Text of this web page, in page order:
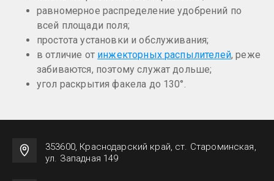
равномерное распределение удобрений по
всей площади поля;
простота установки и обслуживания;
в отличие от инжекторных распылителей, реже
забиваются, поэтому служат дольше;
угол раскрытия факела до 130°.
353600, Краснодарский край, ст. Староминская,
ул. Западная 149